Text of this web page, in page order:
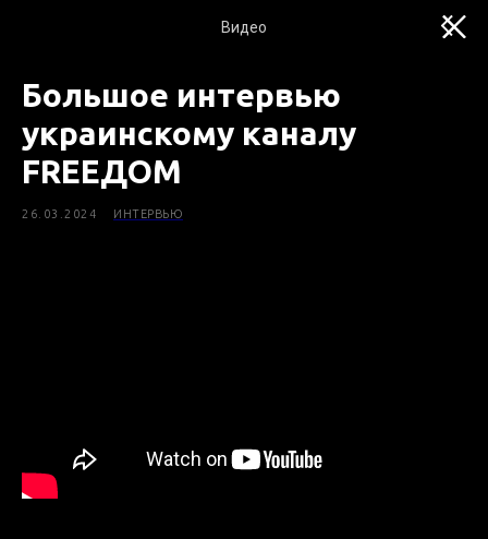
Видео
Большое интервью
украинскому каналу
FREEДОМ
26.03.2024 ИНТЕРВЬЮ